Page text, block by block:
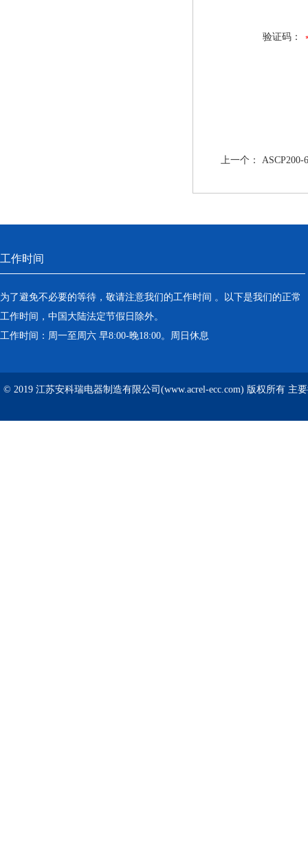
验证码：
上一个：
工作时间
为了避免不必要的等待，敬请注意我们的工作时间 。以下是我们的正常
工作时间，中国大陆法定节假日除外。
工作时间：周一至周六 早8:00-晚18:00。周日休息
© 2019 江苏安科瑞电器制造有限公司(www.acrel-ecc.com) 版权所有 主